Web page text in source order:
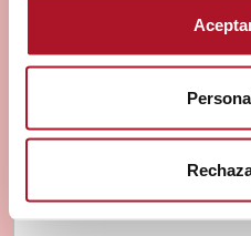
TUTORIALES
CONSEJOS GLAM